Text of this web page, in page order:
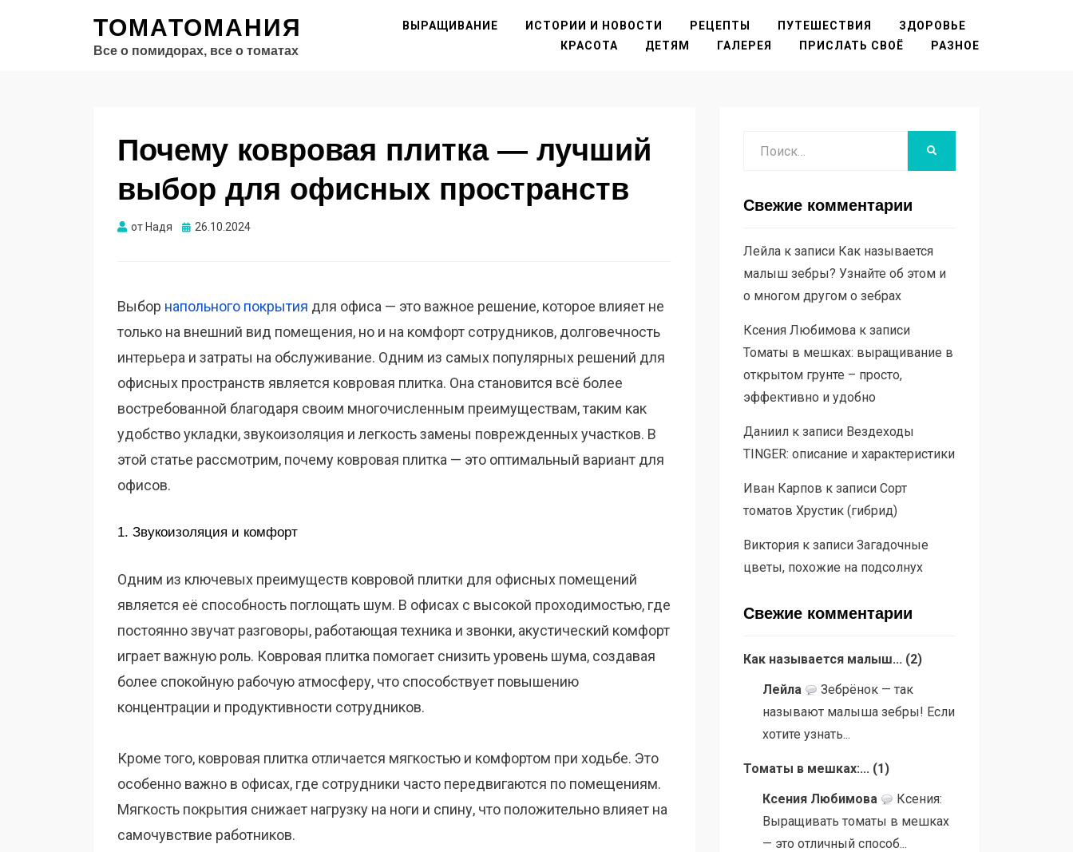
ТОМАТОМАНИЯ
Все о помидорах, все о томатах
ВЫРАЩИВАНИЕ ИСТОРИИ И НОВОСТИ РЕЦЕПТЫ ПУТЕШЕСТВИЯ
ЗДОРОВЬЕ
КРАСОТА
ДЕТЯМ ГАЛЕРЕЯ ПРИСЛАТЬ СВОЁ РАЗНОЕ
Почему ковровая плитка — лучший
выбор для офисных пространств
от Надя Опубликовано
26.10.2024
Выбор напольного покрытия для офиса — это важное решение, которое влияет не
только на внешний вид помещения, но и на комфорт сотрудников, долговечность
интерьера и затраты на обслуживание. Одним из самых популярных решений для
офисных пространств является ковровая плитка. Она становится всё более
востребованной благодаря своим многочисленным преимуществам, таким как
удобство укладки, звукоизоляция и легкость замены поврежденных участков. В
этой статье рассмотрим, почему ковровая плитка — это оптимальный вариант для
офисов.
1. Звукоизоляция и комфорт
Одним из ключевых преимуществ ковровой плитки для офисных помещений
является её способность поглощать шум. В офисах с высокой проходимостью, где
постоянно звучат разговоры, работающая техника и звонки, акустический комфорт
играет важную роль. Ковровая плитка помогает снизить уровень шума, создавая
более спокойную рабочую атмосферу, что способствует повышению
концентрации и продуктивности сотрудников.
Кроме того, ковровая плитка отличается мягкостью и комфортом при ходьбе. Это
особенно важно в офисах, где сотрудники часто передвигаются по помещениям.
Мягкость покрытия снижает нагрузку на ноги и спину, что положительно влияет на
самочувствие работников.
Свежие комментарии
Лейлак записи Как называется
малыш зебры? Узнайте об этом и
о многом другом о зебрах
Ксения Любимовак записи
Томаты в мешках: выращивание в
открытом грунте – просто,
эффективно и удобно
Даниилк записи Вездеходы
TINGER: описание и характеристики
Иван Карпов к записи Сорт
томатов Хрустик (гибрид)
Викторияк записи Загадочные
цветы, похожие на подсолнух
Свежие комментарии
Как называется малыш... (2)
Лейла
Зебрёнок — так
называют малыша зебры! Если
хотите узнать...
Томаты в мешках:... (1)
Ксения Любимова
Ксения:
Выращивать томаты в мешках
— это отличный способ...